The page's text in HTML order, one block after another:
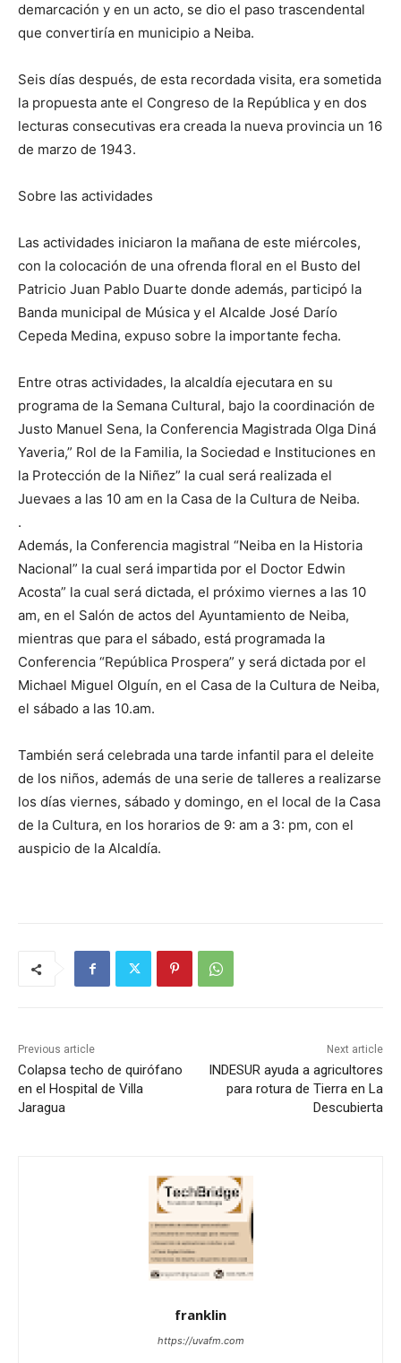
demarcación y en un acto, se dio el paso trascendental
que convertiría en municipio a Neiba.
Seis días después, de esta recordada visita, era sometida
la propuesta ante el Congreso de la República y en dos
lecturas consecutivas era creada la nueva provincia un 16
de marzo de 1943.
Sobre las actividades
Las actividades iniciaron la mañana de este miércoles,
con la colocación de una ofrenda floral en el Busto del
Patricio Juan Pablo Duarte donde además, participó la
Banda municipal de Música y el Alcalde José Darío
Cepeda Medina, expuso sobre la importante fecha.
Entre otras actividades, la alcaldía ejecutara en su
programa de la Semana Cultural, bajo la coordinación de
Justo Manuel Sena, la Conferencia Magistrada Olga Diná
Yaveria,” Rol de la Familia, la Sociedad e Instituciones en
la Protección de la Niñez” la cual será realizada el
Juevaes a las 10 am en la Casa de la Cultura de Neiba.
.
Además, la Conferencia magistral “Neiba en la Historia
Nacional” la cual será impartida por el Doctor Edwin
Acosta” la cual será dictada, el próximo viernes a las 10
am, en el Salón de actos del Ayuntamiento de Neiba,
mientras que para el sábado, está programada la
Conferencia “República Prospera” y será dictada por el
Michael Miguel Olguín, en el Casa de la Cultura de Neiba,
el sábado a las 10.am.
También será celebrada una tarde infantil para el deleite
de los niños, además de una serie de talleres a realizarse
los días viernes, sábado y domingo, en el local de la Casa
de la Cultura, en los horarios de 9: am a 3: pm, con el
auspicio de la Alcaldía.
Previous article
Colapsa techo de quirófano
en el Hospital de Villa
Jaragua
Next article
INDESUR ayuda a agricultores
para rotura de Tierra en La
Descubierta
franklin
https://uvafm.com